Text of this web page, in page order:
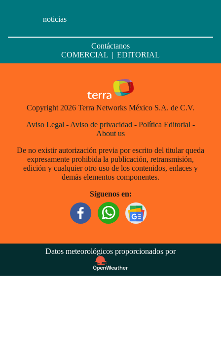
noticias
Contáctanos
COMERCIAL | EDITORIAL
Copyright 2026 Terra Networks México S.A. de C.V.
Aviso Legal - Aviso de privacidad - Política Editorial -
About us
De no existir autorización previa por escrito del titular queda
expresamente prohibida la publicación, retransmisión,
edición y cualquier otro uso de los contenidos, enlaces y
demás elementos componentes.
Síguenos en:
Datos meteorológicos proporcionados por